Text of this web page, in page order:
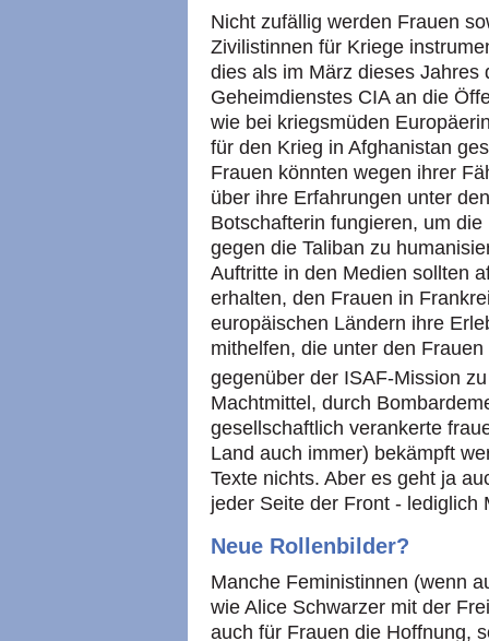
Nicht zufällig werden Frauen
Zivilistinnen für Kriege
dies als im März dieses
Geheimdienstes CIA an die
wie bei kriegsmüden
für den Krieg in Afghanistan
Frauen könnten wegen ihrer
über ihre Erfahrungen unter
Botschafterin fungieren, um
gegen die Taliban zu
Auftritte in den Medien sollten
erhalten, den Frauen in
europäischen Ländern ihre
mithelfen, die unter den
gegenüber der ISAF-Mission
Machtmittel, durch
gesellschaftlich verankerte
Land auch immer) bekämpft
Texte nichts. Aber es geht ja
jeder Seite der Front - lediglich
Neue Rollenbilder?
Manche Feministinnen (wenn
wie Alice Schwarzer mit der
auch für Frauen die Hoffnung,